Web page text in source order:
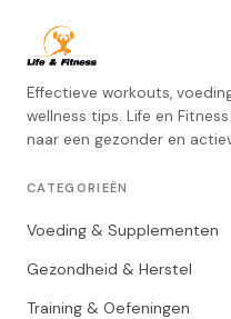
Effectieve workouts,
wellness tips. Life en
naar een gezonder en
CATEGORIEËN
Voeding & Supplementen
Gezondheid & Herstel
Training & Oefeningen